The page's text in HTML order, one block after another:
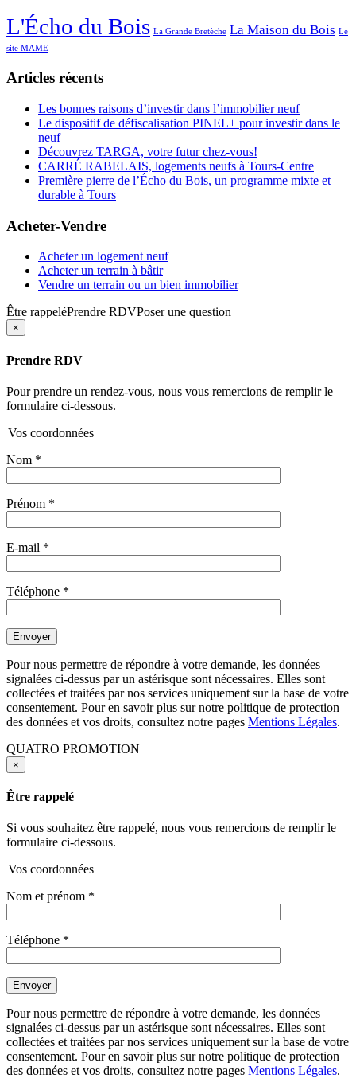
L'Écho du Bois La Grande Bretèche La Maison du Bois Le
site MAME
Articles récents
Les bonnes raisons d’investir dans l’immobilier neuf
Le dispositif de défiscalisation PINEL+ pour investir dans le
neuf
Découvrez TARGA, votre futur chez-vous!
CARRÉ RABELAIS, logements neufs à Tours-Centre
Première pierre de l’Écho du Bois, un programme mixte et
durable à Tours
Acheter-Vendre
Acheter un logement neuf
Acheter un terrain à bâtir
Vendre un terrain ou un bien immobilier
Être rappeléPrendre RDVPoser une question
×
Prendre RDV
Pour prendre un rendez-vous, nous vous remercions de remplir le
formulaire ci-dessous.
Vos coordonnées
Nom *
Prénom *
E-mail *
Téléphone *
Pour nous permettre de répondre à votre demande, les données
signalées ci-dessus par un astérisque sont nécessaires. Elles sont
collectées et traitées par nos services uniquement sur la base de votre
consentement. Pour en savoir plus sur notre politique de protection
des données et vos droits, consultez notre pages Mentions Légales.
QUATRO PROMOTION
×
Être rappelé
Si vous souhaitez être rappelé, nous vous remercions de remplir le
formulaire ci-dessous.
Vos coordonnées
Nom et prénom *
Téléphone *
Pour nous permettre de répondre à votre demande, les données
signalées ci-dessus par un astérisque sont nécessaires. Elles sont
collectées et traitées par nos services uniquement sur la base de votre
consentement. Pour en savoir plus sur notre politique de protection
des données et vos droits, consultez notre pages Mentions Légales.